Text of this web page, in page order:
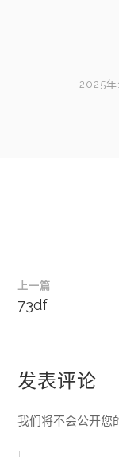
2025年
文
章
航
上一篇
73df
发表评论
我们将不会公开您